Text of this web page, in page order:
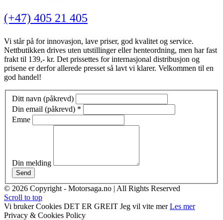
(+47) 405 21 405
Vi står på for innovasjon, lave priser, god kvalitet og service.
Nettbutikken drives uten utstillinger eller henteordning, men har fast
frakt til 139,- kr. Det prissettes for internasjonal distribusjon og
prisene er derfor allerede presset så lavt vi klarer. Velkommen til en
god handel!
Ditt navn (påkrevd)
Din email (påkrevd) *
Emne
Din melding
Send
© 2026 Copyright - Motorsaga.no | All Rights Reserved
Scroll to top
Vi bruker Cookies DET ER GREIT Jeg vil vite mer Les mer
Privacy & Cookies Policy